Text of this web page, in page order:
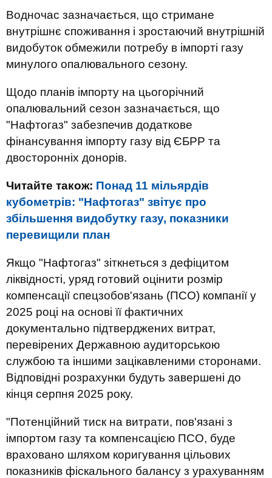
Водночас зазначається, що стримане
внутрішнє споживання і зростаючий внутрішній
видобуток обмежили потребу в імпорті газу
минулого опалювального сезону.
Щодо планів імпорту на цьогорічний
опалювальний сезон зазначається, що
"Нафтогаз" забезпечив додаткове
фінансування імпорту газу від ЄБРР та
двосторонніх донорів.
Читайте також: Понад 11 мільярдів
кубометрів: "Нафтогаз" звітує про
збільшення видобутку газу, показники
перевищили план
Якщо "Нафтогаз" зіткнеться з дефіцитом
ліквідності, уряд готовий оцінити розмір
компенсації спецзобов'язань (ПСО) компанії у
2025 році на основі її фактичних
документально підтверджених витрат,
перевірених Державною аудиторською
службою та іншими зацікавленими сторонами.
Відповідні розрахунки будуть завершені до
кінця серпня 2025 року.
"Потенційний тиск на витрати, пов'язані з
імпортом газу та компенсацією ПСО, буде
враховано шляхом коригування цільових
показників фіскального балансу з урахуванням